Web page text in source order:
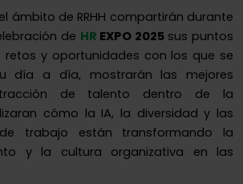
ámbito de RRHH compartirán durante
de HR EXPO 2025sus puntos
retos y oportunidades con los que se
día a día, mostrarán las mejores
de talento dentro de la
cómo la IA, la diversidad y las
trabajo están transformando la
y la cultura organizativa en las